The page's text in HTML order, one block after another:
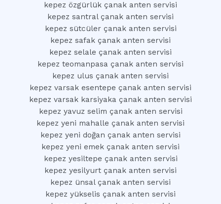
kepez özgürlük çanak anten servisi
kepez santral çanak anten servisi
kepez sütcüler çanak anten servisi
kepez safak çanak anten servisi
kepez selale çanak anten servisi
kepez teomanpasa çanak anten servisi
kepez ulus çanak anten servisi
kepez varsak esentepe çanak anten servisi
kepez varsak karsiyaka çanak anten servisi
kepez yavuz selim çanak anten servisi
kepez yeni mahalle çanak anten servisi
kepez yeni doğan çanak anten servisi
kepez yeni emek çanak anten servisi
kepez yesiltepe çanak anten servisi
kepez yesilyurt çanak anten servisi
kepez ünsal çanak anten servisi
kepez yükselis çanak anten servisi